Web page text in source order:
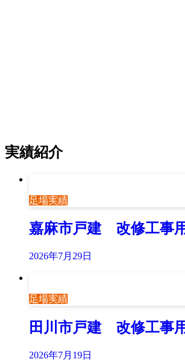
実績紹介
足場実績
嘉麻市戸建 改修工事
2026年7月29日
足場実績
田川市戸建 改修工事
2026年7月19日